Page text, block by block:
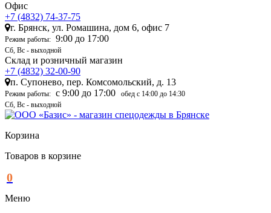
Офис
+7 (4832) 74-37-75
г. Брянск, ул. Ромашина, дом 6, офис 7
Режим работы: 9:00 до 17:00
Сб, Вс - выходной
Склад и розничный магазин
+7 (4832) 32-00-90
п. Супонево, пер. Комсомольский, д. 13
Режим работы: с 9:00 до 17:00
обед с 14:00 до 14:30
Сб, Вс - выходной
Корзина
Товаров в корзине
0
Меню